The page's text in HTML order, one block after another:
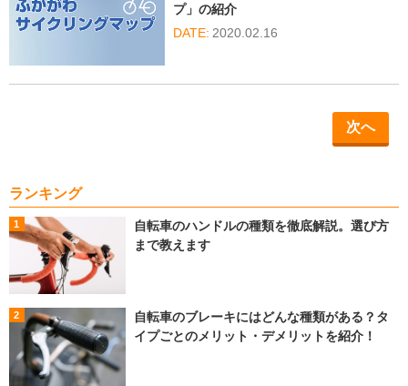
プ」の紹介
2020.02.16
次へ
ランキング
自転車のハンドルの種類を徹底解説。選び方
まで教えます
自転車のブレーキにはどんな種類がある？タ
イプごとのメリット・デメリットを紹介！